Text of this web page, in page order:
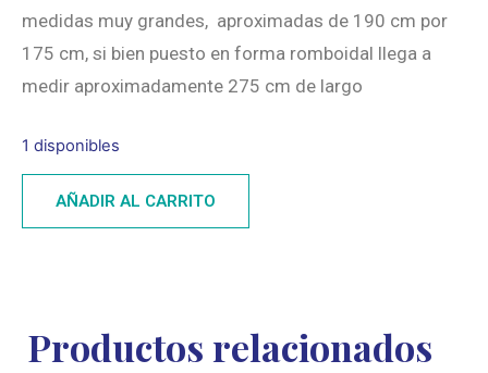
medidas muy grandes, aproximadas de 190 cm por
175 cm, si bien puesto en forma romboidal llega a
medir aproximadamente 275 cm de largo
1 disponibles
AÑADIR AL CARRITO
Productos relacionados